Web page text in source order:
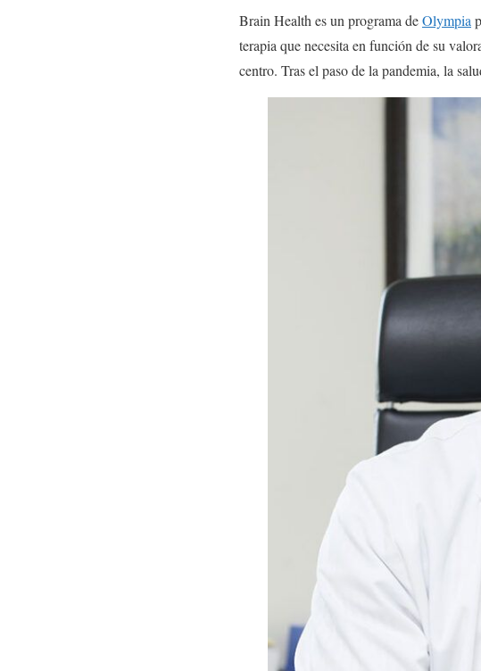
Brain Health es un programa deOlympia
terapia que necesita en función de su
centro. Tras el paso de la pandemia, la